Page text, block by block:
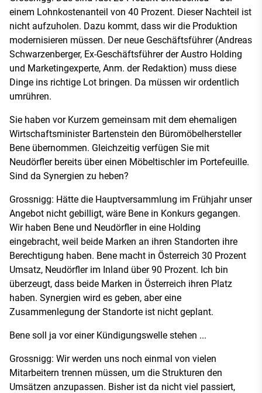
einem Lohnkostenanteil von 40 Prozent. Dieser Nachteil ist
nicht aufzuholen. Dazu kommt, dass wir die Produktion
modernisieren müssen. Der neue Geschäftsführer (Andreas
Schwarzenberger, Ex-Geschäftsführer der Austro Holding
und Marketingexperte, Anm. der Redaktion) muss diese
Dinge ins richtige Lot bringen. Da müssen wir ordentlich
umrühren.
Sie haben vor Kurzem gemeinsam mit dem ehemaligen
Wirtschaftsminister Bartenstein den Büromöbelhersteller
Bene übernommen. Gleichzeitig verfügen Sie mit
Neudörfler bereits über einen Möbeltischler im Portefeuille.
Sind da Synergien zu heben?
Grossnigg: Hätte die Hauptversammlung im Frühjahr unser
Angebot nicht gebilligt, wäre Bene in Konkurs gegangen.
Wir haben Bene und Neudörfler in eine Holding
eingebracht, weil beide Marken an ihren Standorten ihre
Berechtigung haben. Bene macht in Österreich 30 Prozent
Umsatz, Neudörfler im Inland über 90 Prozent. Ich bin
überzeugt, dass beide Marken in Österreich ihren Platz
haben. Synergien wird es geben, aber eine
Zusammenlegung der Standorte ist nicht geplant.
Bene soll ja vor einer Kündigungswelle stehen ...
Grossnigg: Wir werden uns noch einmal von vielen
Mitarbeitern trennen müssen, um die Strukturen den
Umsätzen anzupassen. Bisher ist da nicht viel passiert,